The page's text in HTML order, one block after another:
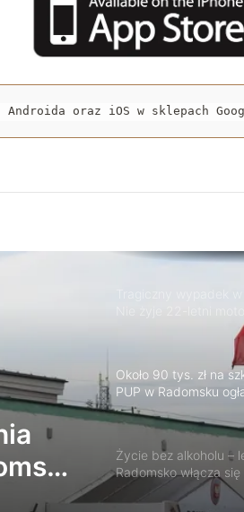
oraz iOS w sklepach
Nowa Pracownia
Radomsku. Będą
zaawansowane
tłumy do Gomunic
zwierzęciem. Trafił
Tragiczny wypadek
Około 90 tys. zł na
PUP w Radomsku
Życie bez alkoholu –
Radomsko włącza
Trzeźwości
119 km/h w terenie